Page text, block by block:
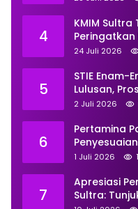
4
KMIM
Proses
24 Juli 2026
5
STIE Enam-
Lulusan,
Universitas
2 Juli 2026
6
Pertamina
Juli 2026,
1 Juli 2026
7
Apresiasi
Sultra: